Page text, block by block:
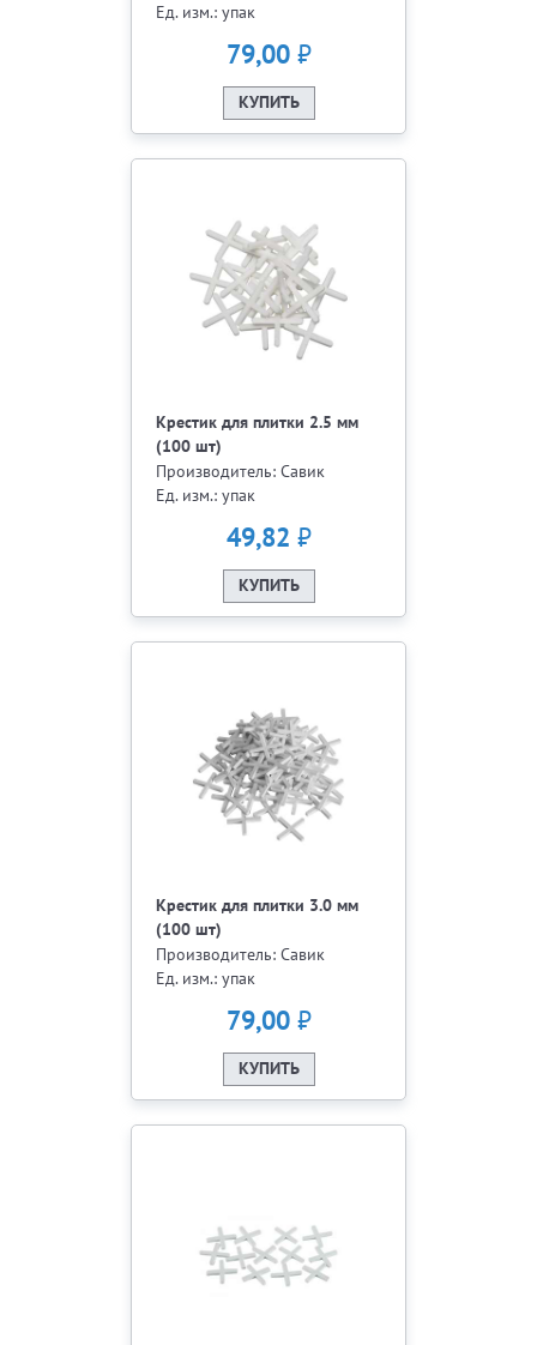
Ед. изм.: упак
79,00₽
КУПИТЬ
Крестик для плитки 2.5 мм
(100 шт)
Производитель: Савик
Ед. изм.: упак
49,82 ₽
КУПИТЬ
Крестик для плитки 3.0 мм
(100 шт)
Производитель: Савик
Ед. изм.: упак
79,00₽
КУПИТЬ